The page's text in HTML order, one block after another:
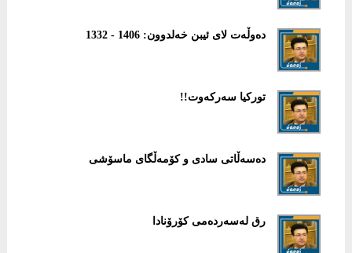
دەوڵەت لای ئیبن خەلدوون: 1406 - 1332
تورکیا سەرکەوت!!
دەسەڵاتی سادی و کۆمەڵگای ماسۆشی
رق لەسەردەمی کۆرۆنادا